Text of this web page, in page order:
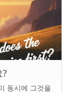
동시에 그것을